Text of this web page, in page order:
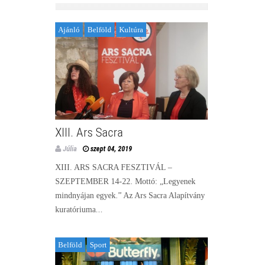
Ajánló Belföld Kultúra
XIII. Ars Sacra
Júlia szept 04, 2019
XIII. ARS SACRA FESZTIVÁL –
SZEPTEMBER 14-22. Mottó: „Legyenek
mindnyájan egyek.” Az Ars Sacra Alapítvány
kuratóriuma...
Belföld Sport